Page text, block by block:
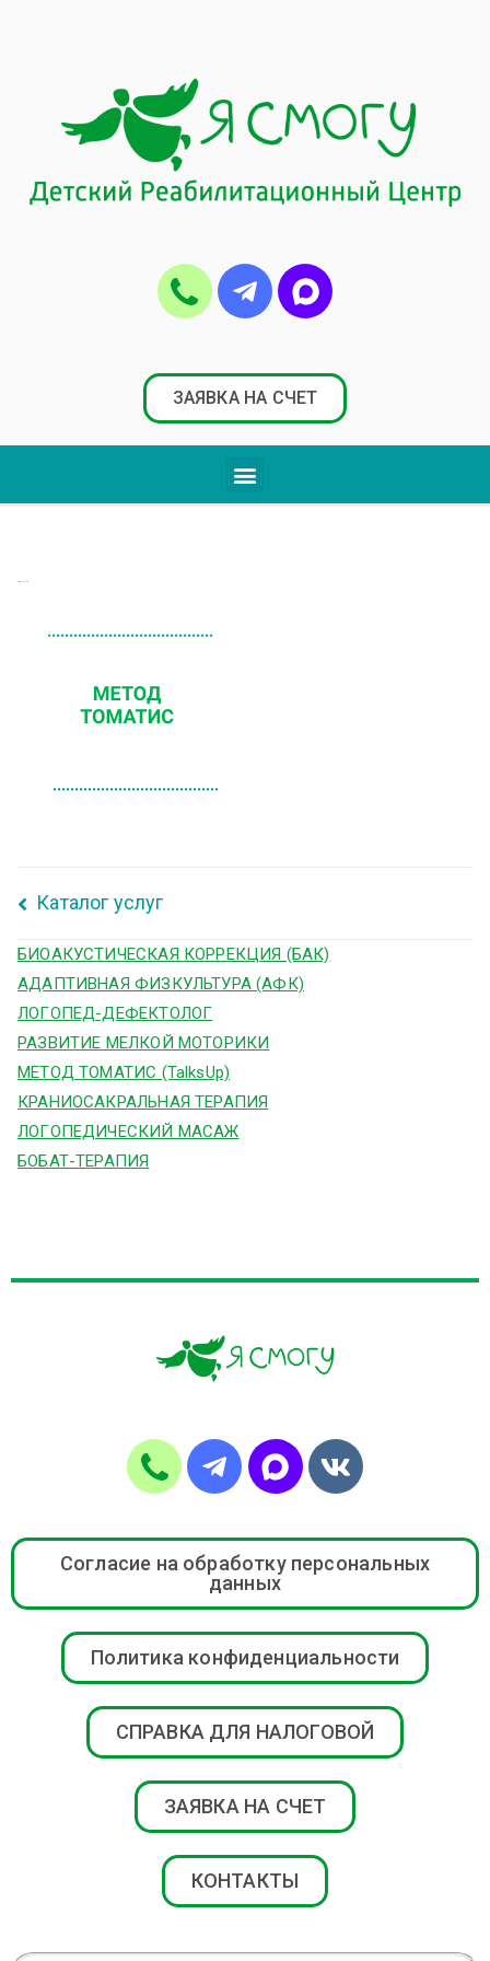
ЗАЯВКА НА СЧЕТ
Каталог услуг
БИОАКУСТИЧЕСКАЯ КОРРЕКЦИЯ (БАК)
АДАПТИВНАЯ ФИЗКУЛЬТУРА (АФК)
ЛОГОПЕД-ДЕФЕКТОЛОГ
РАЗВИТИЕ МЕЛКОЙ МОТОРИКИ
МЕТОД ТОМАТИС (TalksUp)
КРАНИОСАКРАЛЬНАЯ ТЕРАПИЯ
ЛОГОПЕДИЧЕСКИЙ МАСАЖ
БОБАТ-ТЕРАПИЯ
Согласие на обработку персональных
данных
Политика конфиденциальности
СПРАВКА ДЛЯ НАЛОГОВОЙ
ЗАЯВКА НА СЧЕТ
КОНТАКТЫ